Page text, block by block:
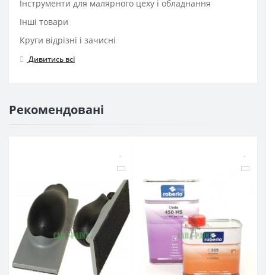
Інструменти для малярного цеху і обладнання
Інші товари
Круги відрізні і зачисні
Дивитись всі
Рекомендовані